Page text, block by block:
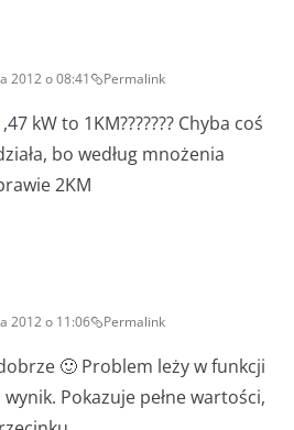
2012 o 08:41 Permalink
kW to 1KM??????? Chyba coś
bo według mnożenia
2KM
2012 o 11:06 Permalink
🙂 Problem leży w funkcji
Pokazuje pełne wartości,